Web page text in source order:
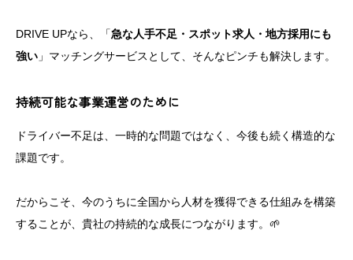
DRIVE UPなら、「急な人手不足・スポット求人・地方採用にも
強い 」マッチングサービスとして、そんなピンチも解決します。
持続可能な事業運営のために
ドライバー不足は、一時的な問題ではなく、今後も続く構造的な
課題です。
だからこそ、今のうちに全国から人材を獲得できる仕組みを構築
することが、貴社の持続的な成長につながります。🌱